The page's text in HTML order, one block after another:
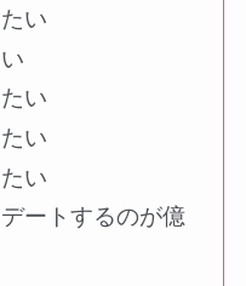
い
い
い
い
ートするのが億